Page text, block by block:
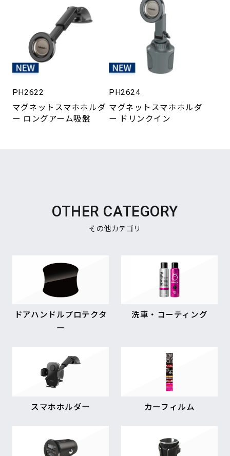
PH2622
マグネットスマホホルダ
ー ロングアーム吸盤
PH2624
マグネットスマホホルダ
ー ドリンクイン
OTHER CATEGORY
その他カテゴリ
ドアハンドルプロテクタ
ー
洗車・コーティング
スマホホルダー カーフィルム